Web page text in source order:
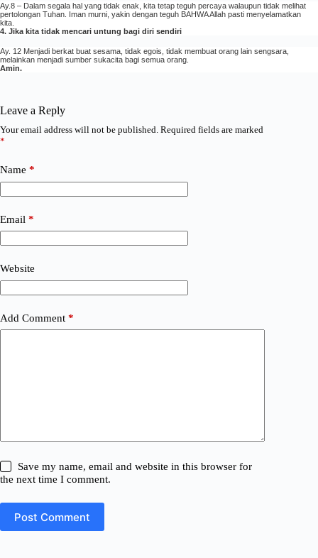
Ay.8 – Dalam segala hal yang tidak enak, kita tetap teguh percaya walaupun tidak melihat
pertolongan Tuhan. Iman murni, yakin dengan teguh BAHWA Allah pasti menyelamatkan
kita.
4. Jika kita tidak mencari untung bagi diri sendiri
Ay. 12 Menjadi berkat buat sesama, tidak egois, tidak membuat orang lain sengsara,
melainkan menjadi sumber sukacita bagi semua orang.
Amin.
Leave a Reply
Your email address will not be published. Required fields are marked
*
Name *
Email *
Website
Add Comment *
Save my name, email and website in this browser for
the next time I comment.
Post Comment